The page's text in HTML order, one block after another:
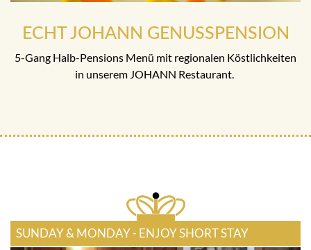
ECHT JOHANN GENUSSPENSION
5-Gang Halb-Pensions Menü mit regionalen Köstlichkeiten
in unserem JOHANN Restaurant.
SUNDAY & MONDAY - ENJOY SHORT STAY